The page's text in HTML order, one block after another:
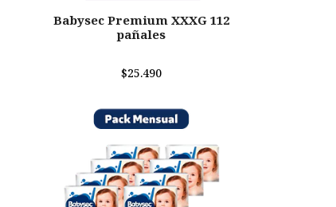
Babysec Premium XXXG 112
pañales
$25.490